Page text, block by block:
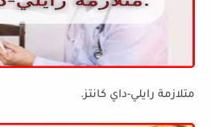
متلازمة رايلي-داي كانتز.